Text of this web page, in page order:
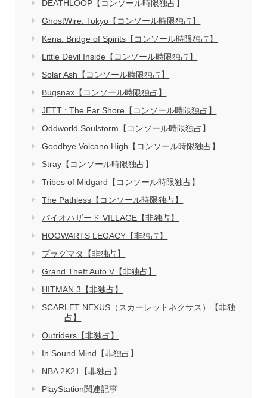
DEATHLOOP【コンソール時限独占】
GhostWire: Tokyo【コンソール時限独占】
Kena: Bridge of Spirits【コンソール時限独占】
Little Devil Inside【コンソール時限独占】
Solar Ash【コンソール時限独占】
Bugsnax【コンソール時限独占】
JETT : The Far Shore【コンソール時限独占】
Oddworld Soulstorm【コンソール時限独占】
Goodbye Volcano High【コンソール時限独占】
Stray【コンソール時限独占】
Tribes of Midgard【コンソール時限独占】
The Pathless【コンソール時限独占】
バイオハザード VILLAGE【非独占】
HOGWARTS LEGACY【非独占】
プラグマタ【非独占】
Grand Theft Auto V【非独占】
HITMAN 3【非独占】
SCARLET NEXUS（スカーレットネクサス）【非独
占】
Outriders【非独占】
In Sound Mind【非独占】
NBA 2K21【非独占】
PlayStation関連記事